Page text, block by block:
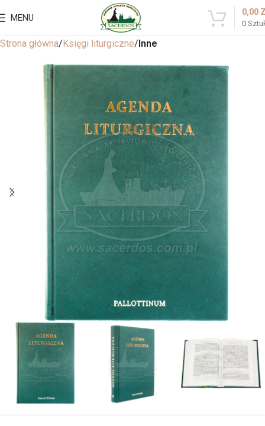
MENU
0
0,00
Strona główna Księgi liturgiczne Inne